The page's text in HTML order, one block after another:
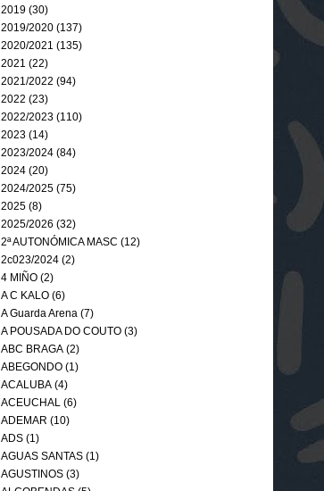
2019 (30)
2019/2020 (137)
2020/2021 (135)
2021 (22)
2021/2022 (94)
2022 (23)
2022/2023 (110)
2023 (14)
2023/2024 (84)
2024 (20)
2024/2025 (75)
2025 (8)
2025/2026 (32)
2ª AUTONÓMICA MASC (12)
2c023/2024 (2)
4 MIÑO (2)
A C KALO (6)
A Guarda Arena (7)
A POUSADA DO COUTO (3)
ABC BRAGA (2)
ABEGONDO (1)
ACALUBA (4)
ACEUCHAL (6)
ADEMAR (10)
ADS (1)
AGUAS SANTAS (1)
AGUSTINOS (3)